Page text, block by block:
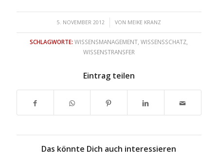
5. NOVEMBER 2012
/ VON MEIKE KRANZ
SCHLAGWORTE: WISSENSMANAGEMENT ,WISSENSSCHATZ
WISSENSTRANSFER
Eintrag teilen
Das könnte Dich auch interessieren